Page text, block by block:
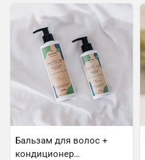
Бальзам для волос +
кондиционер